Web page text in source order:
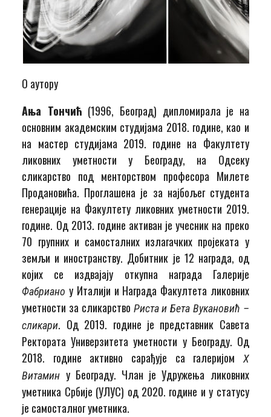
О аутору
Ања Тончић (1996, Београд) дипломирала је на
основним академским студијама 2018. године, као и
на мастер студијама 2019. године на Факултету
ликовних уметности у Београду, на Одсеку
сликарство под менторством професора Милете
Продановића. Проглашена је за најбољег студента
генерације на Факултету ликовних уметности 2019.
године. Од 2013. године активан је учесник на преко
70 групних и самосталних излагачких пројеката у
земљи и иностранству. Добитник је 12 награда, од
којих се издвајају откупна награда Галерије
Фабриано у Италији и Награда Факултета ликовних
уметности за сликарство Риста и Бета Вукановић –
сликари. Од 2019. године је представник Савета
Ректората Универзитета уметности у Београду. Од
2018. године активно сарађује са галеријом
X
Витамин у Београду. Члан је Удружења ликовних
уметника Србије (УЛУС) од 2020. године и у статусу
је самосталног уметника.